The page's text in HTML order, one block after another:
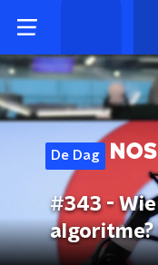
De Dag
#343 -
algoritme?